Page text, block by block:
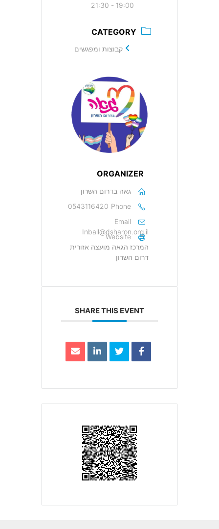
19:00 - 21:30
CATEGORY
קבוצות ומפגשים
ORGANIZER
גאה בדרום השרון
Phone
0543116420
Email
Inball@dsharon.org.il
Website
המרכז הגאה מועצה אזורית
דרום השרון
SHARE THIS EVENT